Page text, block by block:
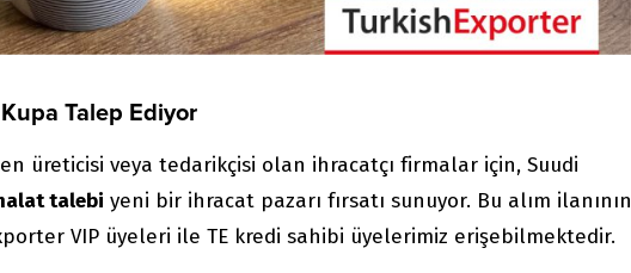
Talep Ediyor
üreticisi veya tedarikçisi olan ihracatçı firmalar için, Suudi
talebi yeni bir ihracat pazarı fırsatı sunuyor. Bu alım ilanının
VIP üyeleri ile TE kredi sahibi üyelerimiz erişebilmektedir.